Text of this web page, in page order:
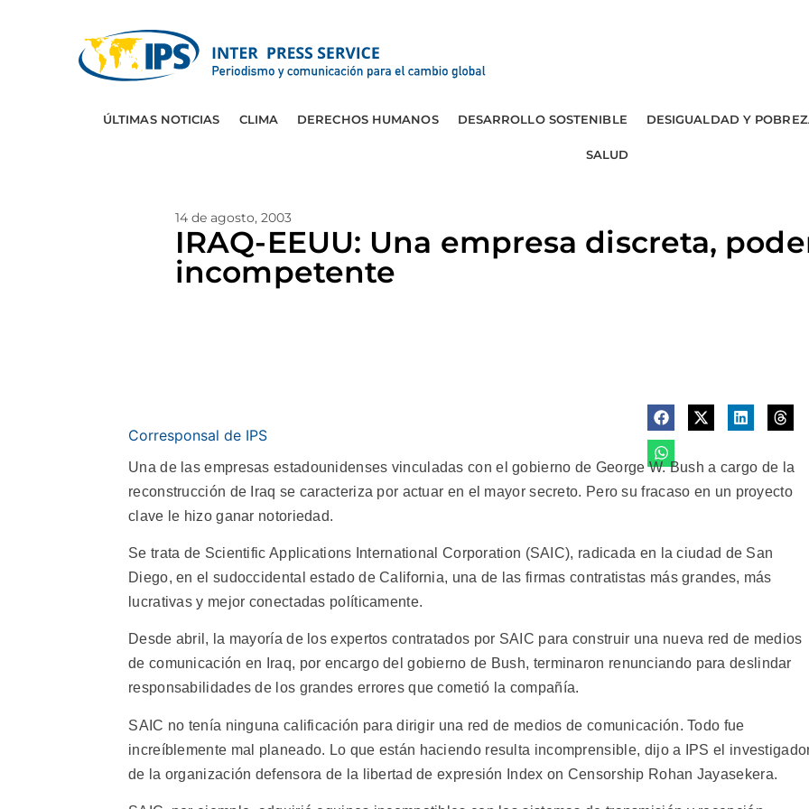
ÚLTIMAS NOTICIAS CLIMA DERECHOS HUMANOS DESARROLLO SOSTENIBLE DESIGUALDAD Y
SALUD
14 de agosto, 2003
IRAQ-EEUU: Una empresa discreta,
incompetente
Corresponsal de IPS
Una de las empresas estadounidenses vinculadas con el gobierno de George W. Bush a cargo de la
reconstrucción de Iraq se caracteriza por actuar en el mayor secreto. Pero su fracaso en un proyecto
clave le hizo ganar notoriedad.
Se trata de Scientific Applications International Corporation (SAIC), radicada en la ciudad de San
Diego, en el sudoccidental estado de California, una de las firmas contratistas más grandes, más
lucrativas y mejor conectadas políticamente.
Desde abril, la mayoría de los expertos contratados por SAIC para construir una nueva red de medios
de comunicación en Iraq, por encargo del gobierno de Bush, terminaron renunciando para deslindar
responsabilidades de los grandes errores que cometió la compañía.
SAIC no tenía ninguna calificación para dirigir una red de medios de comunicación. Todo fue
increíblemente mal planeado. Lo que están haciendo resulta incomprensible, dijo a IPS el
de la organización defensora de la libertad de expresión Index on Censorship Rohan Jayasekera.